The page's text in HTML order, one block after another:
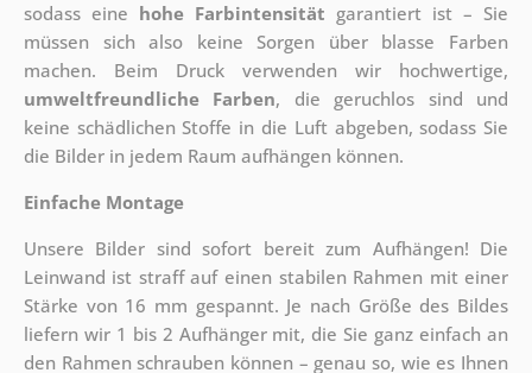
sodass eine hohe Farbintensität garantiert ist – Sie
müssen sich also keine Sorgen über blasse Farben
machen. Beim Druck verwenden wir hochwertige,
umweltfreundliche Farben, die geruchlos sind und
keine schädlichen Stoffe in die Luft abgeben, sodass Sie
die Bilder in jedem Raum aufhängen können.
Einfache Montage
Unsere Bilder sind sofort bereit zum Aufhängen! Die
Leinwand ist straff auf einen stabilen Rahmen mit einer
Stärke von 16 mm gespannt. Je nach Größe des Bildes
liefern wir 1 bis 2 Aufhänger mit, die Sie ganz einfach an
den Rahmen schrauben können – genau so, wie es Ihnen